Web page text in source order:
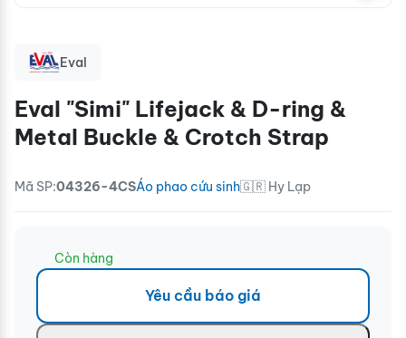
Eval
Eval "Simi" Lifejack & D-ring &
Metal Buckle & Crotch Strap
Mã SP:04326-4CSÁo phao cứu sinh🇬🇷 Hy Lạp
Còn hàng
Yêu cầu báo giá